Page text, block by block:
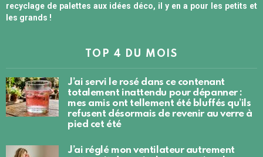
recyclage de palettes aux idées déco, il y en a pour les petits et
les grands !
TOP 4 DU MOIS
J’ai servi le rosé dans ce contenant
totalement inattendu pour dépanner :
mes amis ont tellement été bluffés qu’ils
refusent désormais de revenir au verre à
pied cet été
J’ai réglé mon ventilateur autrement